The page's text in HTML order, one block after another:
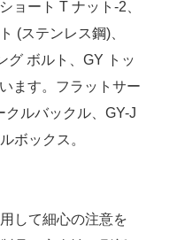
ョート T ナット-2、
(ステンレス鋼)、
グ ボルト、GY トッ
ます。フラットサー
クルバックル、GY-J
ボックス。
して細心の注意を